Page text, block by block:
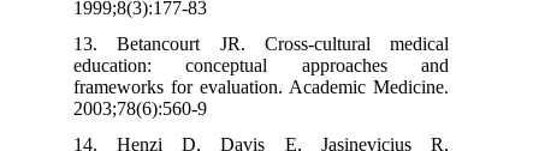
1999;8(3):177-83
13. Betancourt JR. Cross‐cultural medical
education: conceptual approaches and
frameworks for evaluation. Academic Medicine.
2003;78(6):560-9
14. Henzi D, Davis E, Jasinevicius R,